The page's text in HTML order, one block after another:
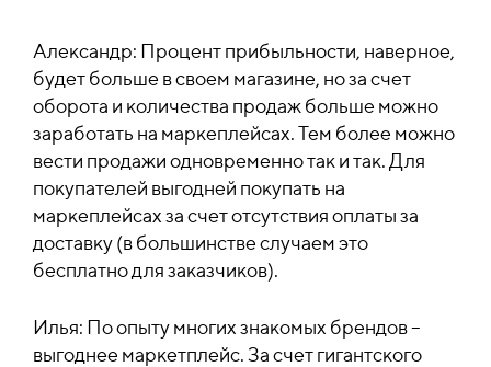
Александр: Процент прибыльности, наверное,
будет больше в своем магазине, но за счет
оборота и количества продаж больше можно
заработать на маркеплейсах. Тем более можно
вести продажи одновременно так и так. Для
покупателей выгодней покупать на
маркеплейсах за счет отсутствия оплаты за
доставку (в большинстве случаем это
бесплатно для заказчиков).
Илья: По опыту многих знакомых брендов –
выгоднее маркетплейс. За счет гигантского